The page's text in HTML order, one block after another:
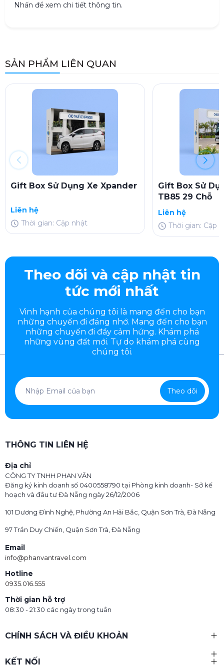
Nhấn để xem chi tiết thông tin.
SẢN PHẨM LIÊN QUAN
Gift Box Sử Dụng Xe Xpander
Liên hệ
Thời gian: Cập nhật
Gift Box Sử
TB85 29 Chỗ
Liên hệ
Thời gian: Cập
Theo dõi và cập nhật tin
tức mới nhất
Vinh hạnh của chúng tôi là mang đến cho bạn
những chuyến đi đáng nhớ. Mang đến cho bạn
những chuyến đi đầycảm hứng. Khám phá
những vùng đất mới. Tự do khám phá cùng
chúng tôi.
Theo dõi
THÔNG TIN LIÊN HỆ
Địa chỉ
CÔNG TY TNHH PHAN VĂN
Đăng ký kinh doanh số 0400558790 tại Phòng kinh doanh- Sở kế
hoạch và đầu tư Đà Nẵng ngày 26/12/2006
101 Dương Đình Nghệ, Phường An Hải Bắc, Quận Sơn Trà, Đà Nẵng
97 Trần Duy Chiến, Quận Sơn Trà, Đà Nẵng
Email
info@phanvantravel.com
Hotline
0935.016.555
Thời gian hỗ trợ
08:30 - 21:30 các ngày trong tuần
CHÍNH SÁCH VÀ ĐIỀU KHOẢN
KẾT NỐI